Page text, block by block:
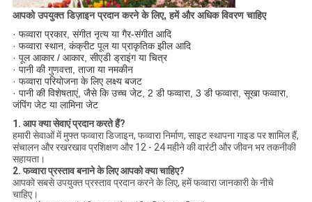
आपको उपयुक्त डिज़ाइन प्रदान करने के लिए, हमें और अधिक विवरण चाहिए
· फव्वारा प्रकार, संगीत नृत्य या गैर-संगीत आदि
· फव्वारा स्थान, कंक्रीट पूल या प्राकृतिक झील आदि
· पूल आकार / आकार, सीएडी ड्राइंग या चित्र
· पानी की गुणवत्ता, ताजा या नमकीन
· फव्वारा परियोजना के लिए लक्ष्य बजट
· पानी की विशेषताएं, जैसे कि उच्च जेट, 2 डी फव्वारा, 3 डी फव्वारा, सूखा फव्वारा,
जंपिंग जेट या लामिना जेट
1. आप क्या सेवाएं प्रदान करते हैं?
हमारी सेवाओं में मुफ्त फव्वारा डिजाइन, फव्वारा निर्माण, साइट स्थापना गाइड पर शामिल हैं,
संचालन और रखरखाव प्रशिक्षण और 12 - 24 महीने की वारंटी और जीवन भर तकनीकी
सहायता।
2. फव्वारा प्रस्ताव बनाने के लिए आपको क्या चाहिए?
आपको सबसे उपयुक्त प्रस्ताव प्रदान करने के लिए, हमें फव्वारा जानकारी के नीचे
चाहिए।